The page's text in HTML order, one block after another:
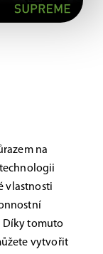
na
vlastnosti
Díky tomuto
vytvořit